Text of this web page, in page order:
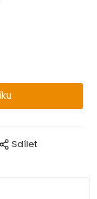
Sdílet